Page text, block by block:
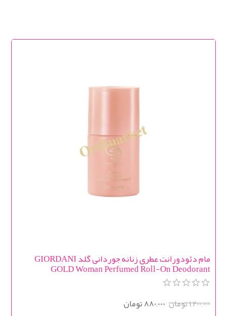
مام دئودورانت عطری زنانه جوردانی گلد GIORDANI
GOLD Woman Perfumed Roll-On Deodorant
1,200,000 تومان 880,000 تومان